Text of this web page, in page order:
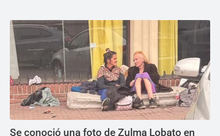
Se conoció una foto de Zulma Lobato en